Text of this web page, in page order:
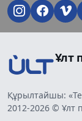
Ұлт
Құрылтайшы:
2012-2026 © Ұлт